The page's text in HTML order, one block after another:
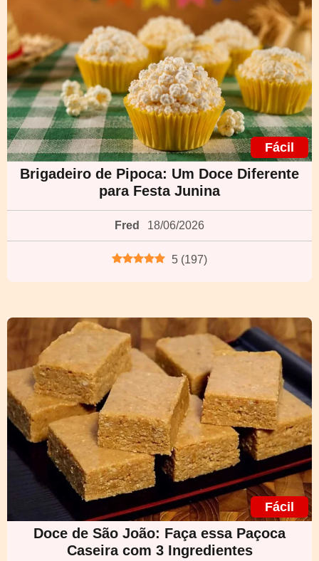
Fácil
Brigadeiro de Pipoca: Um Doce Diferente
para Festa Junina
Fred 18/06/2026
5 (197)
Fácil
Doce de São João: Faça essa Paçoca
Caseira com 3 Ingredientes